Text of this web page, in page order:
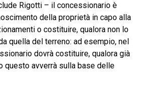
Rigotti – il concessionario è
della proprietà in capo alla
o costituire, qualora non lo
quella del terreno: ad esempio, nel
dovrà costituire, qualora già
questo avverrà sulla base delle